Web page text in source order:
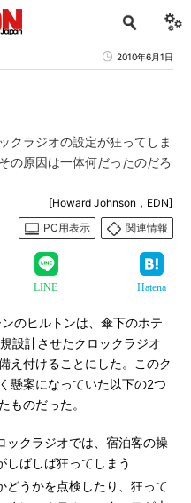
2010年6月1日
クラジオの設定が狂ってしま
の原因は一体何だったのだろ
[Howard Johnson，EDN]
PC用表示
関連情報
LINE Hatena
のヒルトンは、傘下のホテ
設計させたクロックラジオ
え付けることにした。このク
懸案になっていた以下の2つ
ものだった。
ックラジオでは、宿泊客の操
しばしば狂ってしまう
どうかを点検したり、狂って